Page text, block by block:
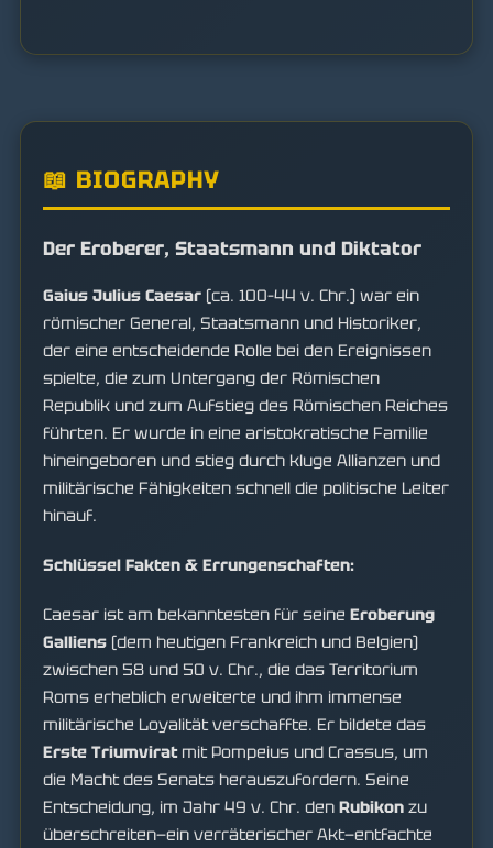
📖 BIOGRAPHY
Der Eroberer, Staatsmann und Diktator
Gaius Julius Caesar (ca. 100–44 v. Chr.) war ein
römischer General, Staatsmann und Historiker,
der eine entscheidende Rolle bei den Ereignissen
spielte, die zum Untergang der Römischen
Republik und zum Aufstieg des Römischen Reiches
führten. Er wurde in eine aristokratische Familie
hineingeboren und stieg durch kluge Allianzen und
militärische Fähigkeiten schnell die politische Leiter
hinauf.
Schlüssel Fakten & Errungenschaften:
Caesar ist am bekanntesten für seine Eroberung
Galliens (dem heutigen Frankreich und Belgien)
zwischen 58 und 50 v. Chr., die das Territorium
Roms erheblich erweiterte und ihm immense
militärische Loyalität verschaffte. Er bildete das
Erste Triumviratmit Pompeius und Crassus, um
die Macht des Senats herauszufordern. Seine
Entscheidung, im Jahr 49 v. Chr. den Rubikon zu
überschreiten—ein verräterischer Akt—entfachte